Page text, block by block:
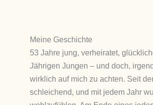
Meine Geschichte
53 Jahre jung, verheiratet,
Jährigen Jungen – und doch,
wirklich auf mich zu achten. Seit
schleichend, und mit jedem Jahr